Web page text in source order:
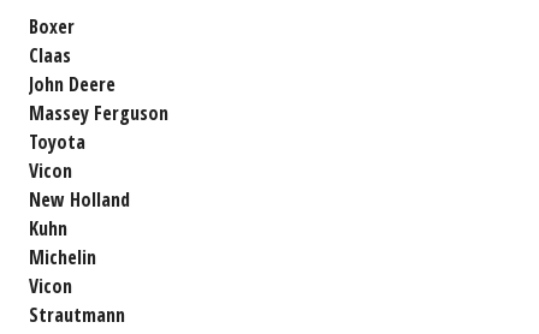
Boxer
Claas
John Deere
Massey Ferguson
Toyota
Vicon
New Holland
Kuhn
Michelin
Vicon
Strautmann